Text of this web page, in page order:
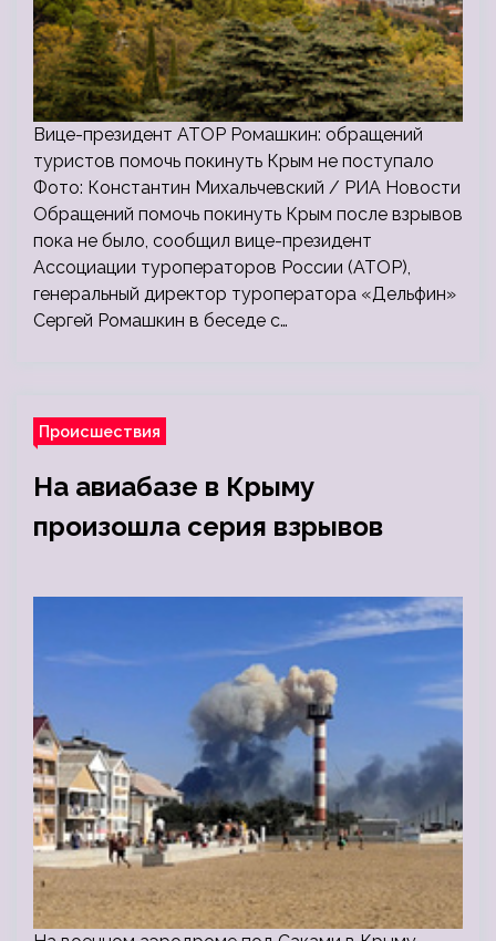
Вице-президент АТОР Ромашкин: обращений
туристов помочь покинуть Крым не поступало
Фото: Константин Михальчевский / РИА Новости
Обращений помочь покинуть Крым после взрывов
пока не было, сообщил вице-президент
Ассоциации туроператоров России (АТОР),
генеральный директор туроператора «Дельфин»
Сергей Ромашкин в беседе с…
Происшествия
На авиабазе в Крыму
произошла серия взрывов